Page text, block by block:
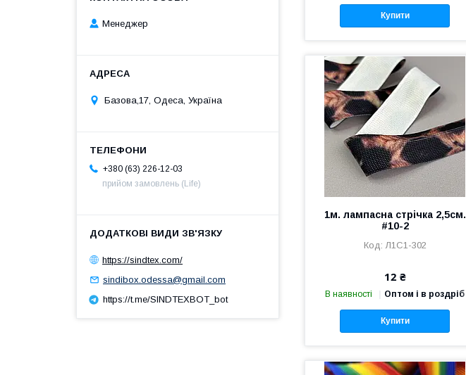
Купити
1м. лампасна стрічка 2,5см.
#10-2
Л1С1-302
12 ₴
В наявності Оптом і в роздріб
Купити
Менеджер
Базова,17, Одеса, Україна
+380 (63) 226-12-03
прийом замовлень (Life)
https://sindtex.com/
sindibox.odessa@gmail.com
https://t.me/SINDTEXBOT_bot